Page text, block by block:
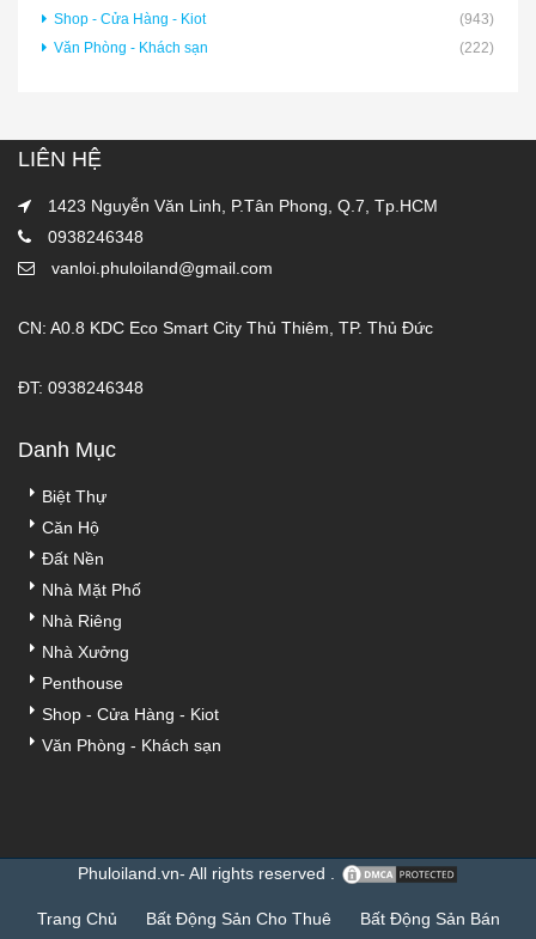
Shop - Cửa Hàng - Kiot
(943)
Văn Phòng - Khách sạn
(222)
LIÊN HỆ
1423 Nguyễn Văn Linh, P.Tân Phong, Q.7, Tp.HCM
0938246348
vanloi.phuloiland@gmail.com
CN: A0.8 KDC Eco Smart City Thủ Thiêm, TP. Thủ Đức
ĐT: 0938246348
Danh Mục
Biệt Thự
Căn Hộ
Đất Nền
Nhà Mặt Phố
Nhà Riêng
Nhà Xưởng
Penthouse
Shop - Cửa Hàng - Kiot
Văn Phòng - Khách sạn
Phuloiland.vn- All rights reserved .
Trang Chủ Bất Động Sản Cho Thuê Bất Động Sản Bán